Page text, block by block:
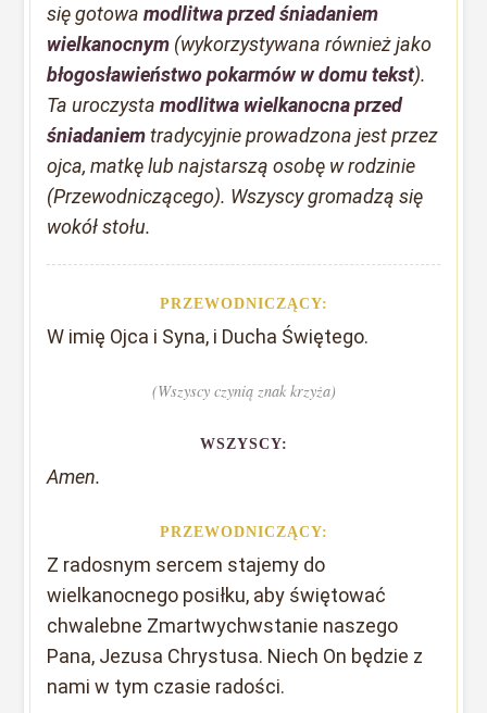
się gotowamodlitwa przed śniadaniem
wielkanocnym (wykorzystywana również jako
błogosławieństwo pokarmów w domu tekst).
Ta uroczystamodlitwa wielkanocna przed
śniadaniemtradycyjnie prowadzona jest przez
ojca, matkę lub najstarszą osobę w rodzinie
(Przewodniczącego). Wszyscy gromadzą się
wokół stołu.
PRZEWODNICZĄCY:
W imię Ojca i Syna, i Ducha Świętego.
(Wszyscy czynią znak krzyża)
WSZYSCY:
Amen.
PRZEWODNICZĄCY:
Z radosnym sercem stajemy do
wielkanocnego posiłku, aby świętować
chwalebne Zmartwychwstanie naszego
Pana, Jezusa Chrystusa. Niech On będzie z
nami w tym czasie radości.